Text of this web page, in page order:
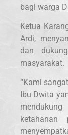
bagi warga
Ketua
Ardi,
dan
masyarakat.
“Kami
Ibu Dwita